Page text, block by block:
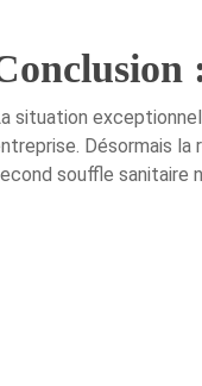
situation
Désormais
souffle sanitaire